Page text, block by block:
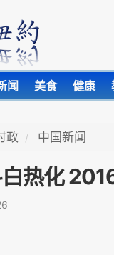
闻 美食 健康
政 中国新闻
热化